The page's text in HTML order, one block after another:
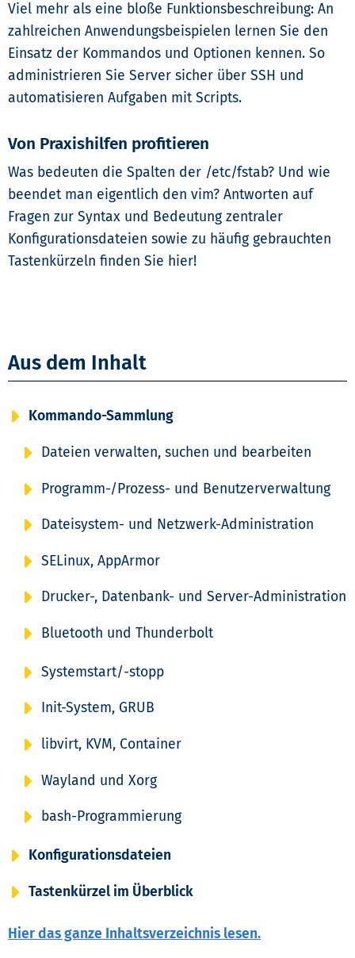
Viel mehr als eine bloße Funktionsbeschreibung: An
zahlreichen Anwendungsbeispielen lernen Sie den
Einsatz der Kommandos und Optionen kennen. So
administrieren Sie Server sicher über SSH und
automatisieren Aufgaben mit Scripts.
Von Praxishilfen profitieren
Was bedeuten die Spalten der /etc/fstab? Und wie
beendet man eigentlich den vim? Antworten auf
Fragen zur Syntax und Bedeutung zentraler
Konfigurationsdateien sowie zu häufig gebrauchten
Tastenkürzeln finden Sie hier!
Aus dem Inhalt
Kommando-Sammlung
Dateien verwalten, suchen und bearbeiten
Programm-/Prozess- und Benutzerverwaltung
Dateisystem- und Netzwerk-Administration
SELinux, AppArmor
Drucker-, Datenbank- und Server-Administration
Bluetooth und Thunderbolt
Systemstart/-stopp
Init-System, GRUB
libvirt, KVM, Container
Wayland und Xorg
bash-Programmierung
Konfigurationsdateien
Tastenkürzel im Überblick
Hier das ganze Inhaltsverzeichnis lesen.